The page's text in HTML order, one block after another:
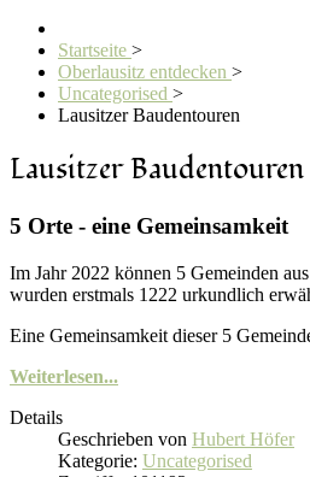
Startseite >
Oberlausitz entdecken >
Uncategorised >
Lausitzer Baudentouren
Lausitzer Baudentouren
5 Orte - eine Gemeinsamkeit
Im Jahr 2022 können 5 Gemeinden
wurden erstmals 1222 urkundlich
Eine Gemeinsamkeit dieser 5
Weiterlesen...
Details
Geschrieben von Hubert Höfer
Kategorie: Uncategorised